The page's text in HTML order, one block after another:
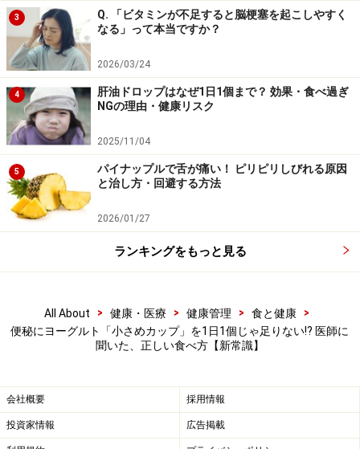
と医療をつなぐ合同会社ishifyの共同代表を務める。米国
では、NPO法人FLATの代表理事として在米日本人の健康
を支援する活動にも力を入れている。
※記事内容は執筆時点のものです。最新の内容をご確認くださ
い。
※当サイトにおける医師・医療従事者等による情報の提供は、診
断・治療行為ではありません。診断・治療を必要とする方は、適
切な医療機関での受診をおすすめいたします。記事内容は執筆者
個人の見解によるものであり、全ての方への有効性を保証するも
のではありません。当サイトで提供する情報に基づいて被ったい
かなる損害についても、当社、各ガイド、その他当社と契約した
情報提供者は一切の責任を負いかねます。
免責事項
3
Q. 「ビタミンが不足すると脳梗塞を起こしやすく
なる」って本当ですか？
2026/03/24
4
肝油ドロップはなぜ1日1個まで？ 効果・食べ過ぎ
NGの理由・健康リスク
2025/11/04
5
パイナップルで舌が痛い！ ピリピリしびれる原因
と治し方・回避する方法
2026/01/27
ランキングをもっと見る
All About > 健康・医療 > 健康管理 > 食と健康
>
便秘にヨーグルト「小さめカップ」を1日1個じゃ足りない!? 医師に
聞いた、正しい食べ方【新常識】
会社概要 採用情報
投資家情報 広告掲載